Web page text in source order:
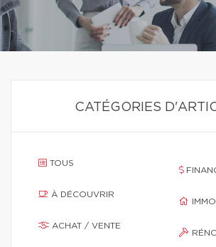
CATÉGORIES
TOUS
À DÉCOUVRIR
ACHAT / VENTE